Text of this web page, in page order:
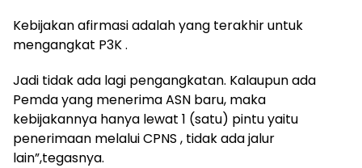
Kebijakan afirmasi adalah yang terakhir untuk
mengangkat P3K .
Jadi tidak ada lagi pengangkatan. Kalaupun ada
Pemda yang menerima ASN baru, maka
kebijakannya hanya lewat 1 (satu) pintu yaitu
penerimaan melalui CPNS , tidak ada jalur
lain”,tegasnya.